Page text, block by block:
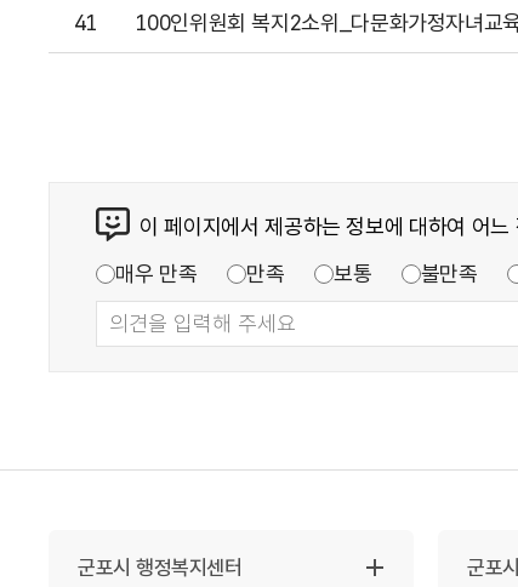
41 100인위원회 복지2소위_다문화가정자녀교
이 페이지에서 제공하는 정보에 대하여 어느
매우 만족
만족 보통 불만족
군포시 행정복지센터 군포